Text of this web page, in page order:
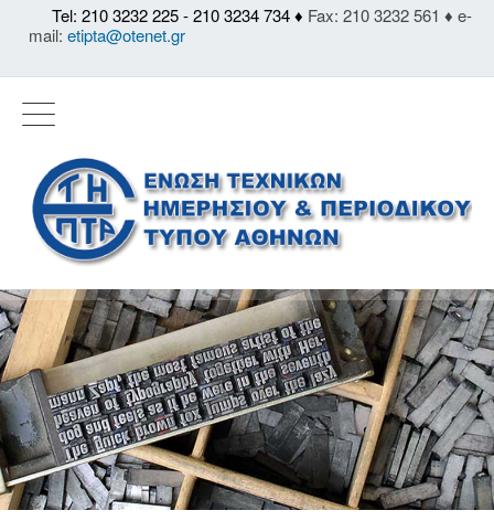
Tel: 210 3232 225 - 210 3234 734 ♦ Fax: 210 3232 561 ♦ e-
mail: etipta@otenet.gr